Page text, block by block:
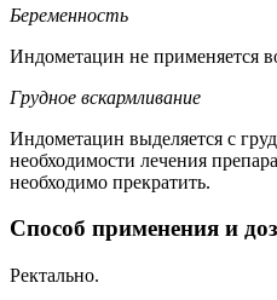
Беременность
Индометацин не применяется
Грудное вскармливание
Индометацин выделяется с
необходимости лечения
необходимо прекратить.
Способ применения и
Ректально.